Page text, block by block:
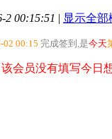
2 00:15:51 | 显示全部
02 00:15 完成签到,是今天
该会员没有填写今日